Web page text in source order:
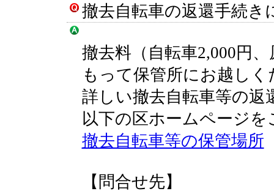
撤去自転車の返還手続
撤去料（自転車2,000円
もって保管所にお越しく
詳しい撤去自転車等の返
以下の区ホームページ
撤去自転車等の保管場所
【問合せ先】